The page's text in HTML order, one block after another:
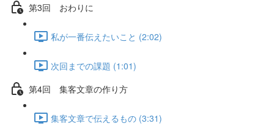
第3回 おわりに
私が一番伝えたいこと (2:02)
次回までの課題 (1:01)
第4回 集客文章の作り方
集客文章で伝えるもの (3:31)